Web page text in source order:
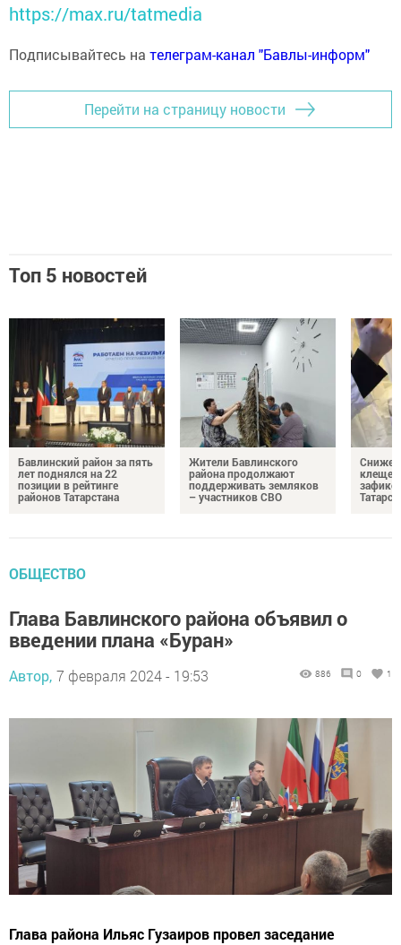
https://max.ru/tatmedia
Подписывайтесь на телеграм-канал "Бавлы-информ"
Перейти на страницу новости
Топ 5 новостей
Бавлинский район за пять
лет поднялся на 22
позиции в рейтинге
районов Татарстана
Жители Бавлинского
района продолжают
поддерживать земляков
– участников СВО
клещей
ОБЩЕСТВО
Глава Бавлинского района объявил о
введении плана «Буран»
Автор, 7 февраля 2024 - 19:53 886 0 1
Глава района Ильяс Гузаиров провел заседание